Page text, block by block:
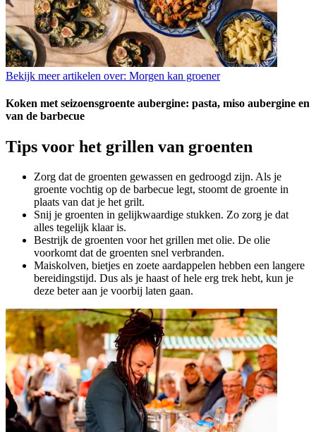
Bekijk meer artikelen over: Morgen kan groener
Koken met seizoensgroente aubergine: pasta, miso aubergine en
van de barbecue
Tips voor het grillen van groenten
Zorg dat de groenten gewassen en gedroogd zijn. Als je
groente vochtig op de barbecue legt, stoomt de groente in
plaats van dat je het grilt.
Snij je groenten in gelijkwaardige stukken. Zo zorg je dat
alles tegelijk klaar is.
Bestrijk de groenten voor het grillen met olie. De olie
voorkomt dat de groenten snel verbranden.
Maiskolven, bietjes en zoete aardappelen hebben een langere
bereidingstijd. Dus als je haast of hele erg trek hebt, kun je
deze beter aan je voorbij laten gaan.